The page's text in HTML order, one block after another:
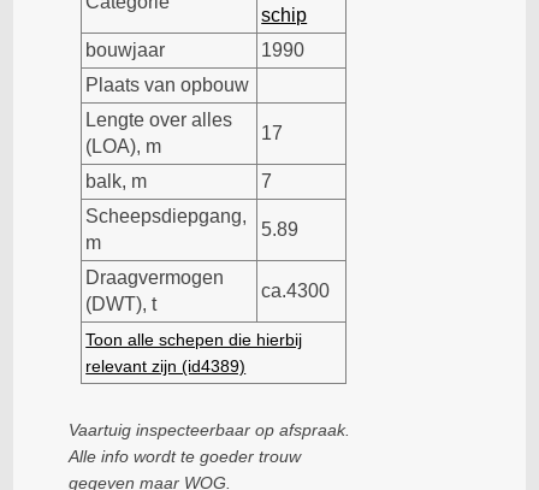
schip
bouwjaar
1990
Plaats van opbouw
Lengte over alles
(LOA), m
17
balk, m
7
Scheepsdiepgang,
m
5.89
Draagvermogen
(DWT), t
ca.4300
Toon alle schepen die hierbij
relevant zijn (id4389)
Vaartuig inspecteerbaar op afspraak.
Alle info wordt te goeder trouw
gegeven maar WOG.